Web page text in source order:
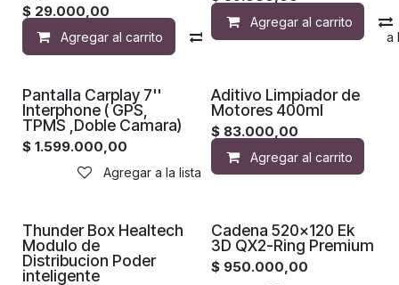
$ 29.000,00
Agregar al carrito Compara Agregar a la
Agregar al carrito
Pantalla Carplay 7''
Interphone ( GPS,
TPMS ,Doble Camara)
$ 1.599.000,00
Agregar a la lista de deseos
Aditivo Limpiador de
Motores 400ml
$ 83.000,00
Agregar al carrito
Thunder Box Healtech
Modulo de
Distribucion Poder
inteligente
Cadena 520x120 Ek
3D QX2-Ring Premium
$ 950.000,00